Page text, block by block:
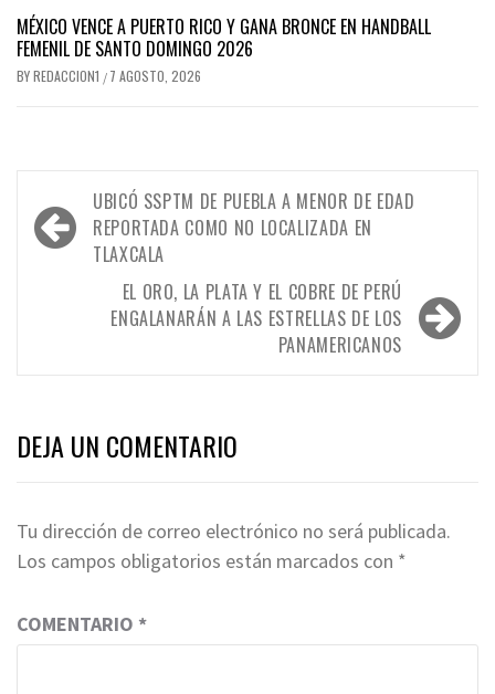
MÉXICO VENCE A PUERTO RICO Y GANA BRONCE EN HANDBALL
FEMENIL DE SANTO DOMINGO 2026
BYREDACCION1 / 7 AGOSTO, 2026
Navegación
de
entradas
UBICÓ SSPTM DE PUEBLA A MENOR DE EDAD
REPORTADA COMO NO LOCALIZADA EN
TLAXCALA
EL ORO, LA PLATA Y EL COBRE DE PERÚ
ENGALANARÁN A LAS ESTRELLAS DE LOS
PANAMERICANOS
DEJA UN COMENTARIO
Tu dirección de correo electrónico no será publicada.
Los campos obligatorios están marcados con *
COMENTARIO *